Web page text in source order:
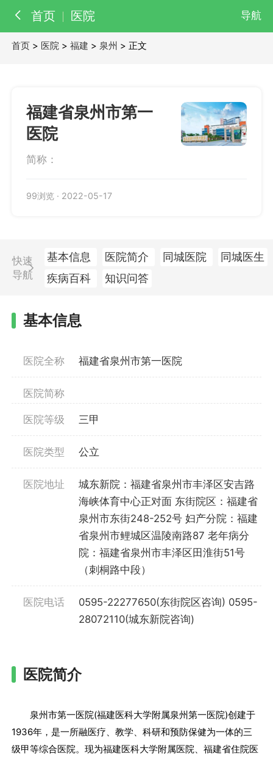
首页 医院 导航
医生
首页 > 医院 >福建 > 泉州 > 正文
福建省泉州市第一
医院
简称：
99浏览 · 2022-05-17
快速
导航
基本信息 医院简介 同城医院
同城医生
疾病百科
知识问答
基本信息
医院全称 福建省泉州市第一医院
医院简称
医院等级 三甲
医院类型 公立
医院地址
城东新院：福建省泉州市丰泽区安吉路
海峡体育中心正对面 东街院区：福建省
泉州市东街248-252号 妇产分院：福建
省泉州市鲤城区温陵南路87 老年病分
院：福建省泉州市丰泽区田淮街51号
（刺桐路中段）
医院电话
0595-22277650(东街院区咨询) 0595-
28072110(城东新院咨询)
医院简介
泉州市第一医院(福建医科大学附属泉州第一医院)创建于
1936年，是一所融医疗、教学、科研和预防保健为一体的三
级甲等综合医院。现为福建医科大学附属医院、福建省住院医